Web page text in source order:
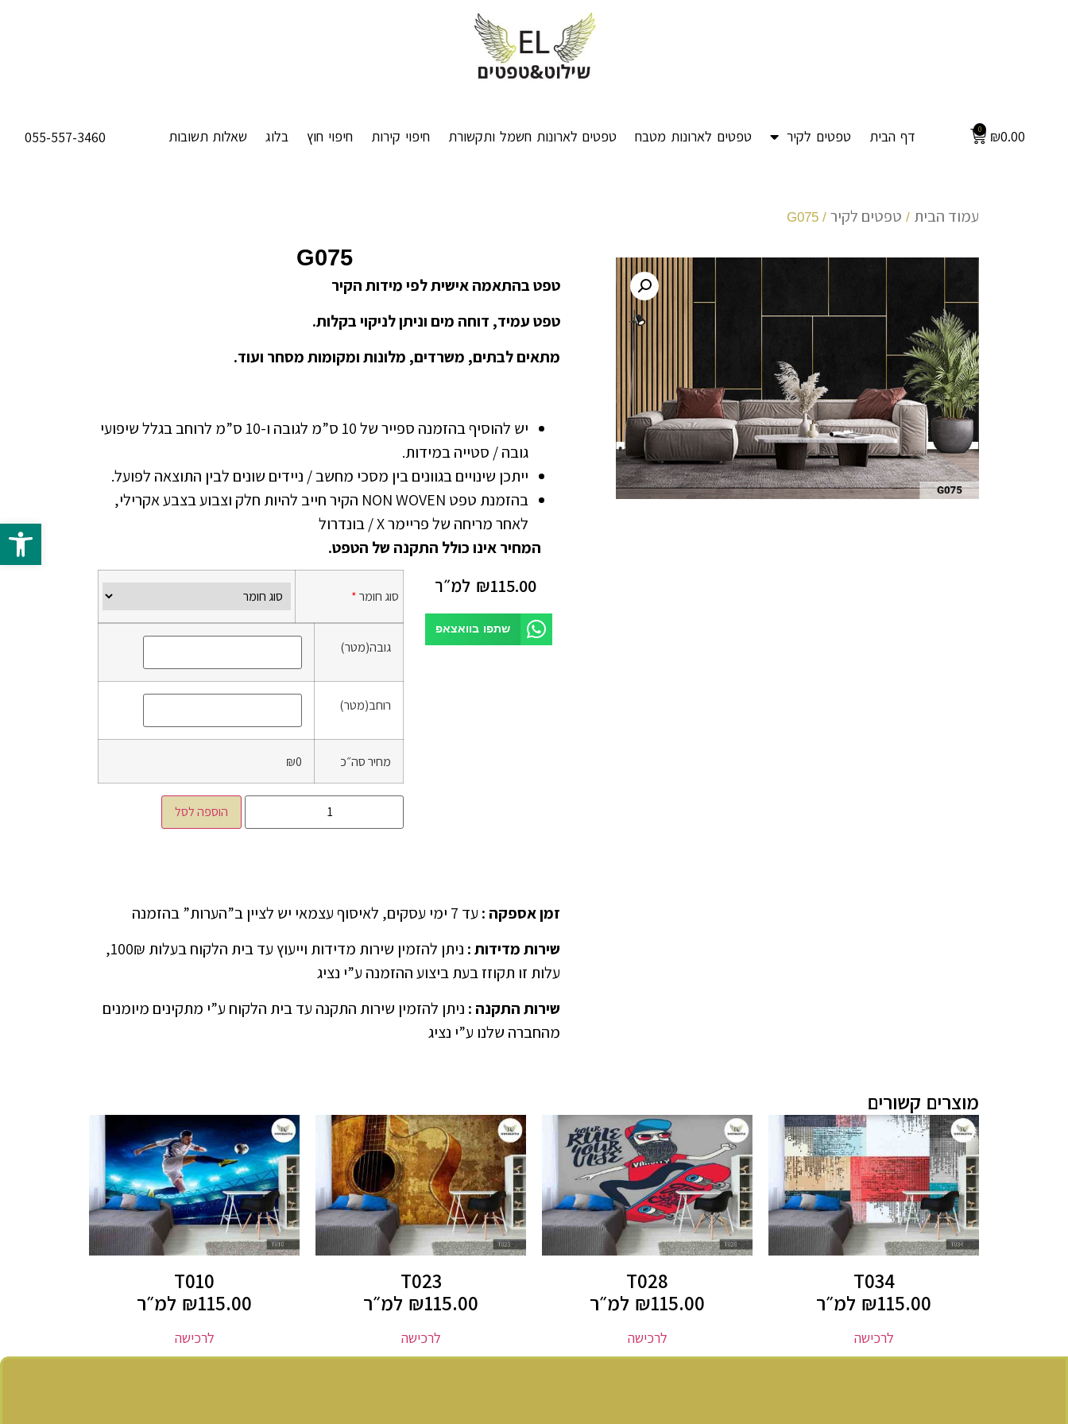
₪0.00
0 דף הבית טפטים לקיר טפטים לארונות מטבח טפטים לארונות חשמל ותקשורת חיפוי קירות חיפוי חוץ בלוג שאלות תשובות 055-557-3460
עמוד הבית / טפטים לקיר / G075
G075
טפט בהתאמה אישית לפי מידות הקיר
טפט עמיד, דוחה מים וניתן לניקוי בקלות.
מתאים לבתים, משרדים, מלונות ומקומות מסחר ועוד.
יש להוסיף בהזמנה ספייר של 10 ס”מ לגובה ו-10 ס”מ לרוחב בגלל שיפועי
גובה / סטייה במידות.
ייתכן שינויים בגוונים בין מסכי מחשב / ניידים שונים לבין התוצאה לפועל.
בהזמנת טפט NON WOVEN הקיר חייב להיות חלק וצבוע בצבע אקרילי,
לאחר מריחה של פריימר X / בונדרול
המחיר אינו כולל התקנה של הטפט.
₪115.00 למ״ר
שתפו בוואצאפ
סוג חומר*
גובה(מטר)
רוחב(מטר)
מחיר סה״כ ₪0
הוספה לסל
זמן אספקה : עד 7 ימי עסקים, לאיסוף עצמאי יש לציין ב”הערות” בהזמנה
שירות מדידות:
ניתן להזמין שירות מדידות וייעוץ עד בית הלקוח בעלות 100₪,
עלות זו תקוזז בעת ביצוע ההזמנה ע”י נציג
שירות התקנה : ניתן להזמין שירות התקנה עד בית הלקוח ע”י מתקינים מיומנים
מהחברה שלנו ע”י נציג
מוצרים קשורים
T034
₪115.00 למ״ר
לרכישה
T028
₪115.00 למ״ר
לרכישה
T023
₪115.00 למ״ר
לרכישה
T010
₪115.00 למ״ר
לרכישה